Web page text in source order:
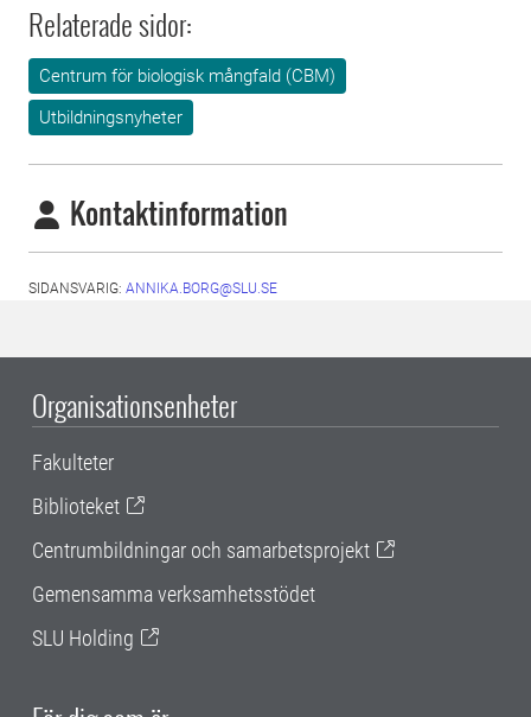
Relaterade sidor:
Centrum för biologisk mångfald (CBM)
Utbildningsnyheter
Kontaktinformation
SIDANSVARIG: ANNIKA.BORG@SLU.SE
Organisationsenheter
Fakulteter
Biblioteket
Centrumbildningar och samarbetsprojekt
Gemensamma verksamhetsstödet
SLU Holding